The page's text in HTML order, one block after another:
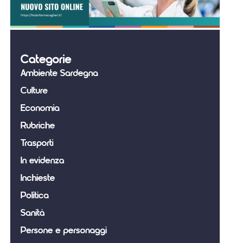
Categorie
Ambiente Sardegna
Culture
Economia
Rubriche
Trasporti
In evidenza
Inchieste
Politica
Sanità
Persone e personaggi